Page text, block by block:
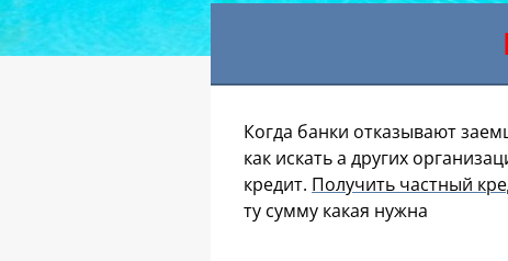
Когда банки отказывают
как искать а других
кредит. Получить частный
ту сумму какая нужна